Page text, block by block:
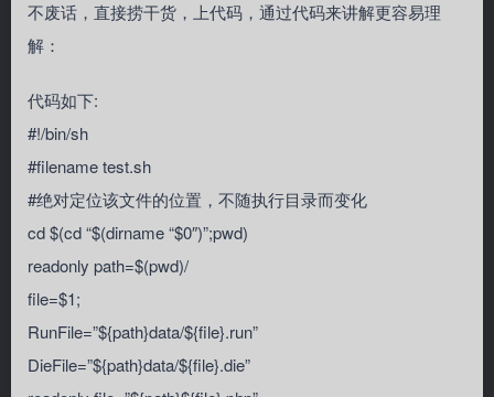
不废话，直接捞干货，上代码，通过代码来讲解更容易理
解：
代码如下:
#!/bin/sh
#filename test.sh
#绝对定位该文件的位置，不随执行目录而变化
cd $(cd “$(dirname “$0″)”;pwd)
readonly path=$(pwd)/
file=$1;
RunFile=”${path}data/${file}.run”
DieFile=”${path}data/${file}.die”